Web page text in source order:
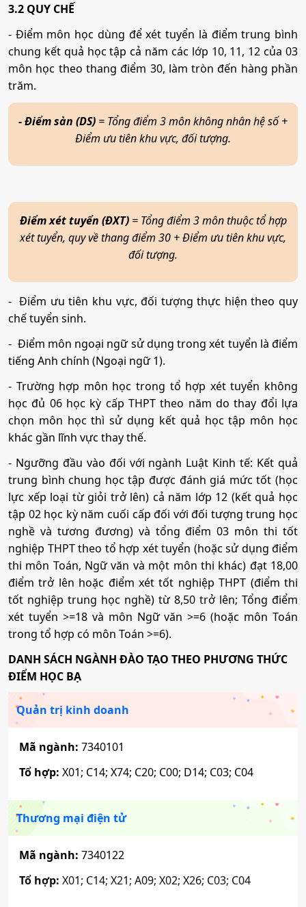
Tổ hợp:X01; X21; X02; X26; C03; C04
Luật kinh tế
Mã ngành:
Tổ hợp:C00; X74; X70; D14; X01; C03
Công nghệ thông tin
Mã ngành:7480201
Tổ hợp:D01; A00; A01; X26; X06; D07
Mã ngành:
Tổ hợp:D01; A00; A01; X26; X06; D07
Quản trị dịch vụ du lịch và lữ hành
Mã ngành:7810103
Tổ hợp:X01; X74; C00; D14; C03; C04
3.2 QUY CHẾ
- Điểm môn học dùng để xét tuyển là điểm trung bình
chung kết quả học tập cả năm các lớp 10, 11, 12 của 03
môn học theo thang điểm 30, làm tròn đến hàng phần
trăm.
- Điểm sàn (DS) = Tổng điểm 3 môn không nhân hệ số +
Điểm ưu tiên khu vực, đối tượng.
Điểm xét tuyển (ĐXT)= Tổng điểm 3 môn thuộc tổ hợp
xét tuyển, quy về thang điểm 30 + Điểm ưu tiên khu vực,
đối tượng.
- Điểm ưu tiên khu vực, đối tượng thực hiện theo quy
chế tuyển sinh.
- Điểm môn ngoại ngữ sử dụng trong xét tuyển là điểm
tiếng Anh chính (Ngoại ngữ 1).
- Trường hợp môn học trong tổ hợp xét tuyển không
học đủ 06 học kỳ cấp THPT theo năm do thay đổi lựa
chọn môn học thì sử dụng kết quả học tập môn học
khác gần lĩnh vực thay thế.
- Ngưỡng đầu vào đối với ngành Luật Kinh tế: Kết quả
trung bình chung học tập được đánh giá mức tốt (học
lực xếp loại từ giỏi trở lên) cả năm lớp 12 (kết quả học
tập 02 học kỳ năm cuối cấp đối với đối tượng trung học
nghề và tương đương) và tổng điểm 03 môn thi tốt
nghiệp THPT theo tổ hợp xét tuyển (hoặc sử dụng điểm
thi môn Toán, Ngữ văn và một môn thi khác) đạt 18,00
điểm trở lên hoặc điểm xét tốt nghiệp THPT (điểm thi
tốt nghiệp trung học nghề) từ 8,50 trở lên; Tổng điểm
xét tuyển >=18 và môn Ngữ văn >=6 (hoặc môn Toán
trong tổ hợp có môn Toán >=6).
DANH SÁCH NGÀNH ĐÀO TẠO THEO PHƯƠNG THỨC
ĐIỂM HỌC BẠ
Quản trị kinh doanh
Mã ngành: 7340101
Tổ hợp: X01; C14; X74; C20; C00; D14; C03; C04
Thương mại điện tử
Mã ngành: 7340122
Tổ hợp: X01; C14; X21; A09; X02; X26; C03; C04